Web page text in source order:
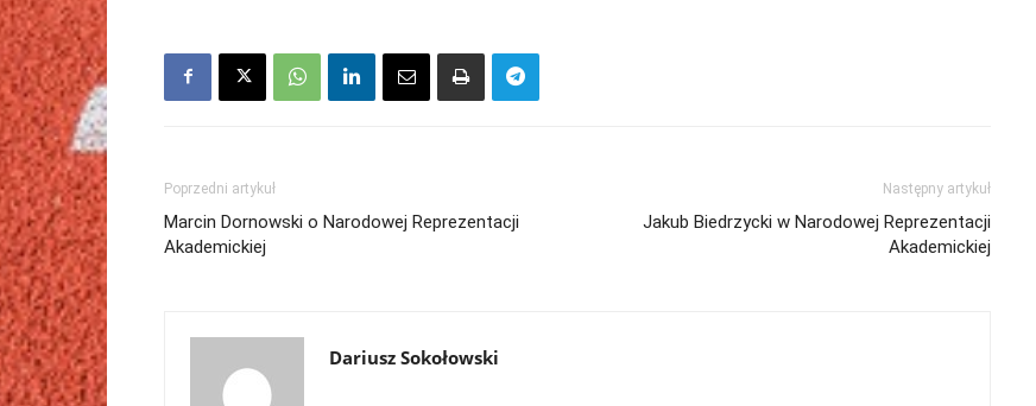
Poprzedni artykuł
Marcin Dornowski o Narodowej Reprezentacji
Akademickiej
Następny artykuł
Jakub Biedrzycki w Narodowej Reprezentacji
Akademickiej
Dariusz Sokołowski